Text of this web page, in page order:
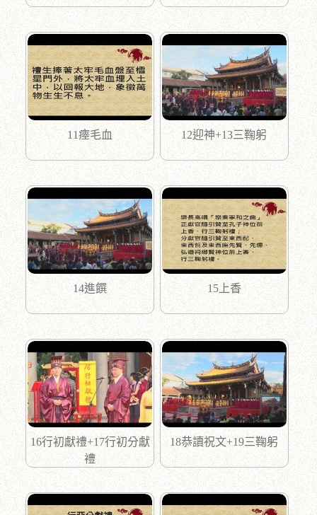
11瘞毛血 12迎神+13三鞠躬
14進饌 15上香
16行初獻禮+17行初分獻
禮
18恭讀祝文+19三鞠躬